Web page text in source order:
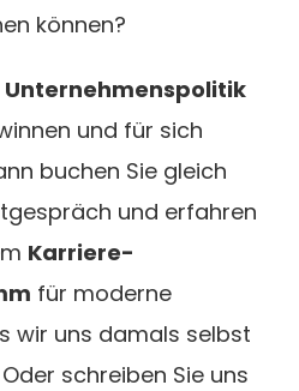
können?
Unternehmenspolitik
und für sich
buchen Sie gleich
und erfahren
Karriere-
für moderne
wir uns damals selbst
schreiben Sie uns